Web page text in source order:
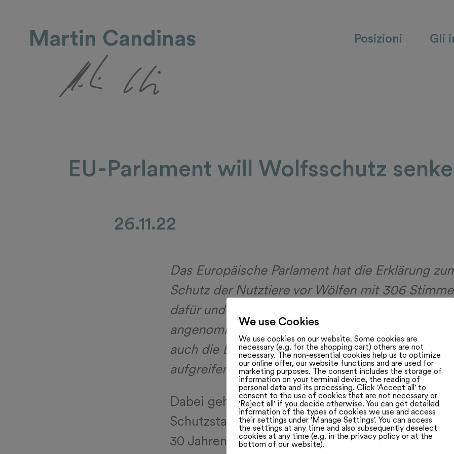
Martin Candinas Posizioni Gli
EU-Parlament will Wolfsschutz
26.11.22
Das Europäische Parlament hat die Erklärung
Schutz der Nutztiere vor Wölfen mit 306
dafür und 225 Stimmen dagegen mehrheitlich
angenommen. Sowohl die EU-Mitgliedstaaten
auch die EU-Kommission müssen nun das Thema
aufgreifen.
Dabei geht es vor allem um eine Neubewertung
Schutzstatus des Grossraubtieres, der seit mehr
30 Jahren unverändert in der Flora-Fauna-
We use Cookies
We use cookies on our website. Some cookies are
necessary (e.g. for the shopping cart) others are not
necessary. The non-essential cookies help us to optimize
our online offer, our website functions and are used for
marketing purposes. The consent includes the storage of
information on your terminal device, the reading of
personal data and its processing. Click 'Accept all' to
consent to the use of cookies that are not necessary or
'Reject all' if you decide otherwise. You can get detailed
information of the types of cookies we use and access
their settings under 'Manage Settings'. You can access
the settings at any time and also subsequently deselect
cookies at any time (e.g. in the privacy policy or at the
bottom of our website).